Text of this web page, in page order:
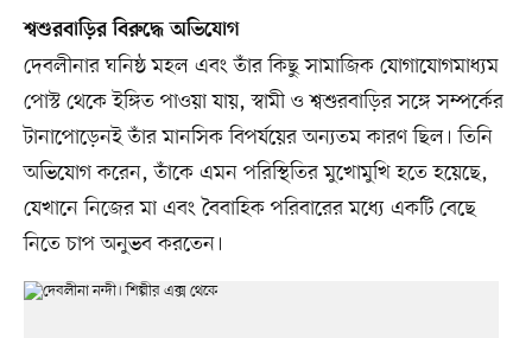
শ্বশুরবাড়ির বিরুদ্ধে অভিযোগ
দেবলীনার ঘনিষ্ঠ মহল এবং তাঁর কিছু সামাজিক যোগাযোগমাধ্যম
পোস্ট থেকে ইঙ্গিত পাওয়া যায়, স্বামী ও শ্বশুরবাড়ির সঙ্গে সম্পর্কের
টানাপোড়েনই তাঁর মানসিক বিপর্যয়ের অন্যতম কারণ ছিল। তিনি
অভিযোগ করেন, তাঁকে এমন পরিস্থিতির মুখোমুখি হতে হয়েছে,
যেখানে নিজের মা এবং বৈবাহিক পরিবারের মধ্যে একটি বেছে
নিতে চাপ অনুভব করতেন।